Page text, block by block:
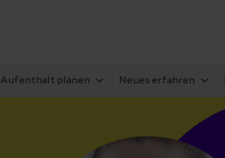
Aufenthalt planen Neues erfahren